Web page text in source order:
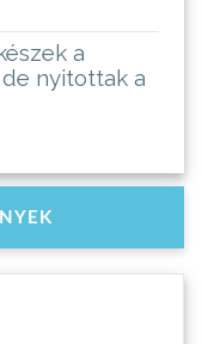
a
nyitottak a